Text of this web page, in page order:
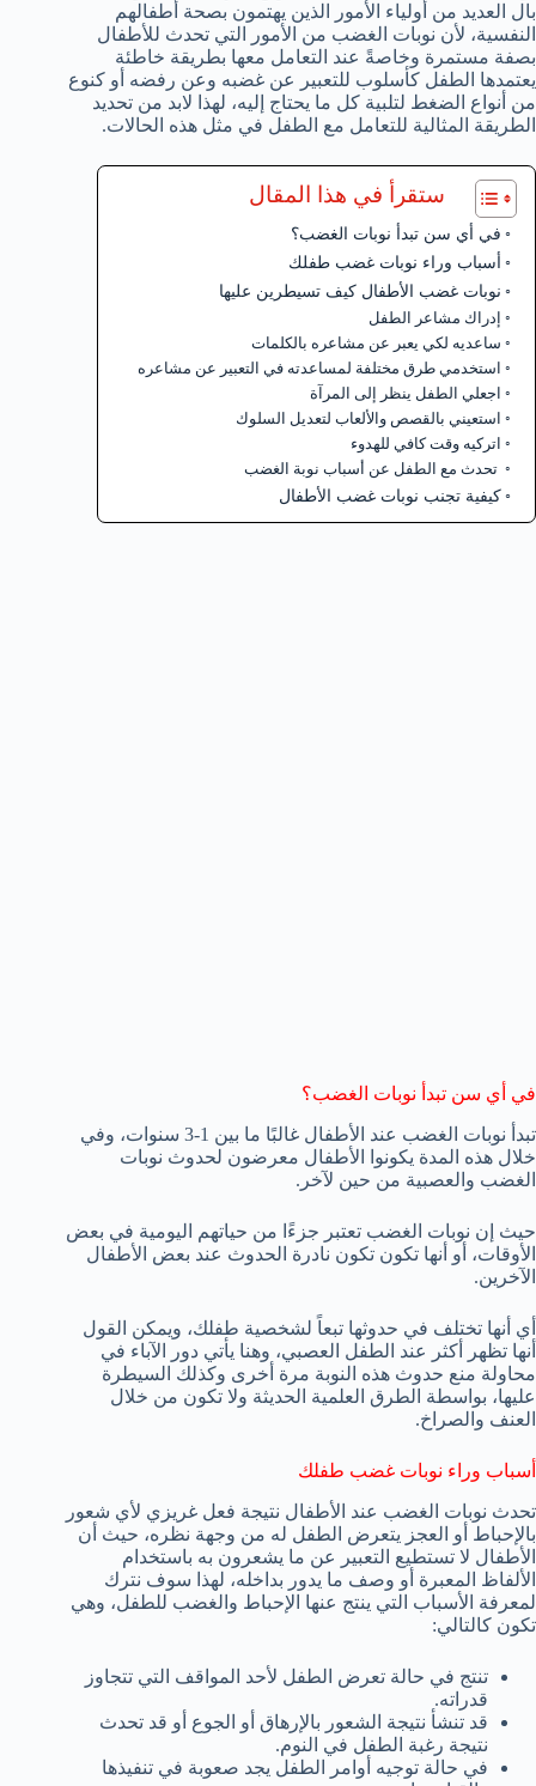
بال العديد من أولياء الأمور الذين يهتمون بصحة أطفالهم
النفسية، لأن نوبات الغضب من الأمور التي تحدث للأطفال
بصفة مستمرة وخاصةً عند التعامل معها بطريقة خاطئة
يعتمدها الطفل كأسلوب للتعبير عن غضبه وعن رفضه أو كنوع
من أنواع الضغط لتلبية كل ما يحتاج إليه، لهذا لابد من تحديد
الطريقة المثالية للتعامل مع الطفل في مثل هذه الحالات.
ستقرأ في هذا المقال
في أي سن تبدأ نوبات الغضب؟
أسباب وراء نوبات غضب طفلك
نوبات غضب الأطفال كيف تسيطرين عليها
إدراك مشاعر الطفل
ساعديه لكي يعبر عن مشاعره بالكلمات
استخدمي طرق مختلفة لمساعدته في التعبير عن مشاعره
اجعلي الطفل ينظر إلى المرآة
استعيني بالقصص والألعاب لتعديل السلوك
اتركيه وقت كافي للهدوء
تحدث مع الطفل عن أسباب نوبة الغضب
كيفية تجنب نوبات غضب الأطفال
في أي سن تبدأ نوبات الغضب؟
تبدأ نوبات الغضب عند الأطفال غالبًا ما بين 1-3 سنوات، وفي
خلال هذه المدة يكونوا الأطفال معرضون لحدوث نوبات
الغضب والعصبية من حين لآخر.
حيث إن نوبات الغضب تعتبر جزءًا من حياتهم اليومية في بعض
الأوقات، أو أنها تكون تكون نادرة الحدوث عند بعض الأطفال
الآخرين.
أي أنها تختلف في حدوثها تبعاً لشخصية طفلك، ويمكن القول
أنها تظهر أكثر عند الطفل العصبي، وهنا يأتي دور الآباء في
محاولة منع حدوث هذه النوبة مرة أخرى وكذلك السيطرة
عليها، بواسطة الطرق العلمية الحديثة ولا تكون من خلال
العنف والصراخ.
أسباب وراء نوبات غضب طفلك
تحدث نوبات الغضب عند الأطفال نتيجة فعل غريزي لأي شعور
بالإحباط أو العجز يتعرض الطفل له من وجهة نظره، حيث أن
الأطفال لا تستطيع التعبير عن ما يشعرون به باستخدام
الألفاظ المعبرة أو وصف ما يدور بداخله، لهذا سوف نترك
لمعرفة الأسباب التي ينتج عنها الإحباط والغضب للطفل، وهي
تكون كالتالي:
تنتج في حالة تعرض الطفل لأحد المواقف التي تتجاوز
قدراته.
قد تنشأ نتيجة الشعور بالإرهاق أو الجوع أو قد تحدث
نتيجة رغبة الطفل في النوم.
في حالة توجيه أوامر الطفل يجد صعوبة في تنفيذها